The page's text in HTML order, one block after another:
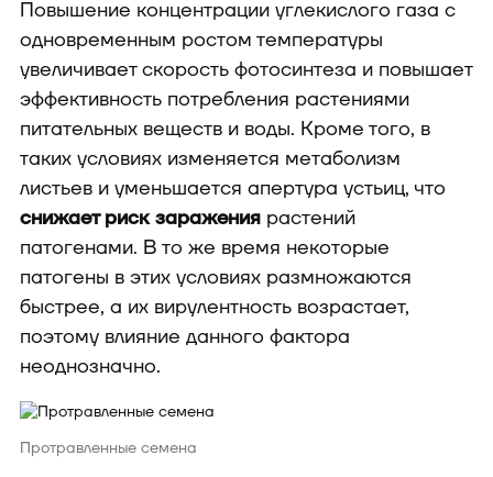
Повышение концентрации углекислого газа с
одновременным ростом температуры
увеличивает скорость фотосинтеза и повышает
эффективность потребления растениями
питательных веществ и воды. Кроме того, в
таких условиях изменяется метаболизм
листьев и уменьшается апертура устьиц, что
снижает риск заражения растений
патогенами. В то же время некоторые
патогены в этих условиях размножаются
быстрее, а их вирулентность возрастает,
поэтому влияние данного фактора
неоднозначно.
Протравленные семена